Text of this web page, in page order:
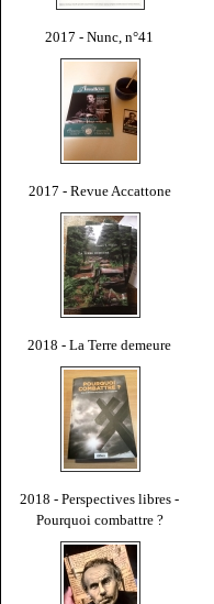
2017 - Nunc, n°41
2017 - Revue Accattone
2018 - La Terre demeure
2018 - Perspectives libres -
Pourquoi combattre ?